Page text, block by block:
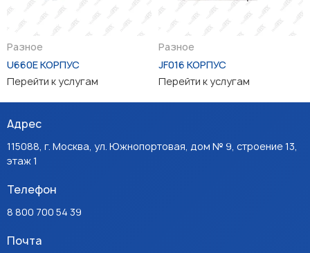
Разное
U660E КОРПУС
Перейти к услугам
Разное
JF016 КОРПУС
Перейти к услугам
Адрес
115088, г. Москва, ул. Южнопортовая, дом № 9, строение 13,
этаж 1
Телефон
8 800 700 54 39
Почта